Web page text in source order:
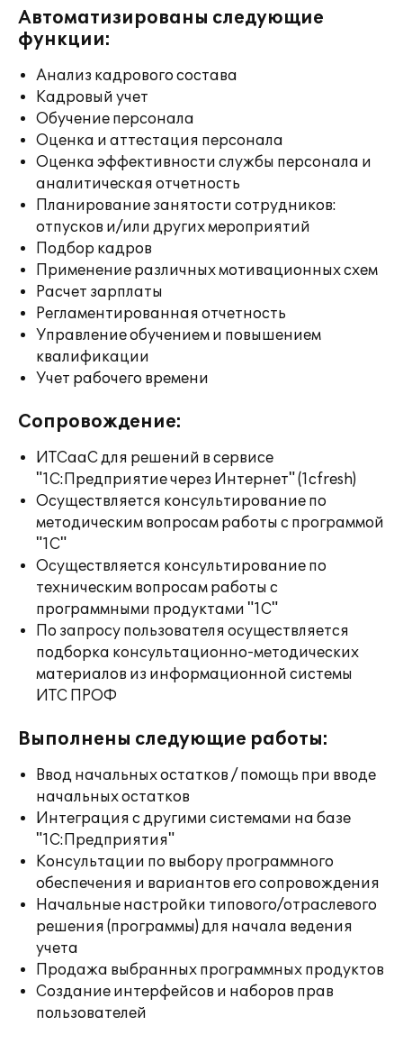
Автоматизированы следующие
функции:
Анализ кадрового состава
Кадровый учет
Обучение персонала
Оценка и аттестация персонала
Оценка эффективности службы персонала и
аналитическая отчетность
Планирование занятости сотрудников:
отпусков и/или других мероприятий
Подбор кадров
Применение различных мотивационных схем
Расчет зарплаты
Регламентированная отчетность
Управление обучением и повышением
квалификации
Учет рабочего времени
Сопровождение:
ИТСааС для решений в сервисе
"1С:Предприятие через Интернет" (1cfresh)
Осуществляется консультирование по
методическим вопросам работы с программой
"1С"
Осуществляется консультирование по
техническим вопросам работы с
программными продуктами "1С"
По запросу пользователя осуществляется
подборка консультационно-методических
материалов из информационной системы
ИТС ПРОФ
Выполнены следующие работы:
Ввод начальных остатков / помощь при вводе
начальных остатков
Интеграция с другими системами на базе
"1С:Предприятия"
Консультации по выбору программного
обеспечения и вариантов его сопровождения
Начальные настройки типового/отраслевого
решения (программы) для начала ведения
учета
Продажа выбранных программных продуктов
Создание интерфейсов и наборов прав
пользователей